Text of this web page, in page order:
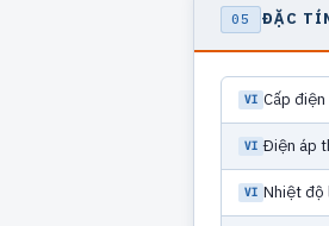
05 ĐẶC
Cấp điện
Điện áp
Nhiệt độ